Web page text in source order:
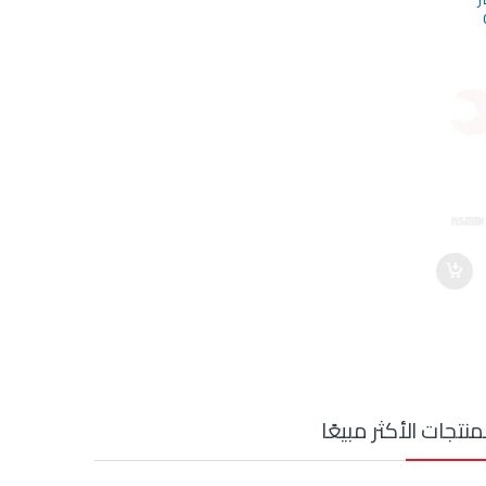
الأكثر مبيعًا